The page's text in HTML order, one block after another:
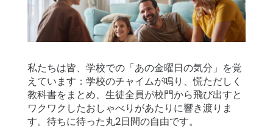
私たちは皆、学校での「あの金曜日の気分」を覚
えています：学校のチャイムが鳴り、慌ただしく
教科書をまとめ、生徒全員が校門から飛び出すと
ワクワクしたおしゃべりがあたりに響き渡りま
す。待ちに待った丸2日間の自由です。